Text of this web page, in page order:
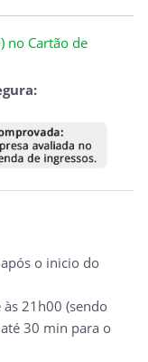
no Cartão de
o inicio do
às 21h00 (sendo
30 min para o